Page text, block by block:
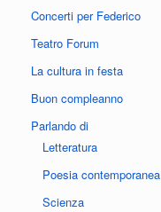
Concerti per Federico
Teatro Forum
La cultura in festa
Buon compleanno
Parlando di
Letteratura
Poesia contemporanea
Scienza